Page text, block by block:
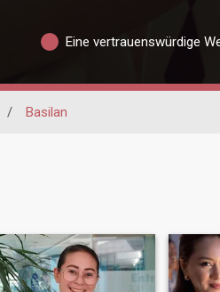
Eine vertrauenswürdige
/ Basilan